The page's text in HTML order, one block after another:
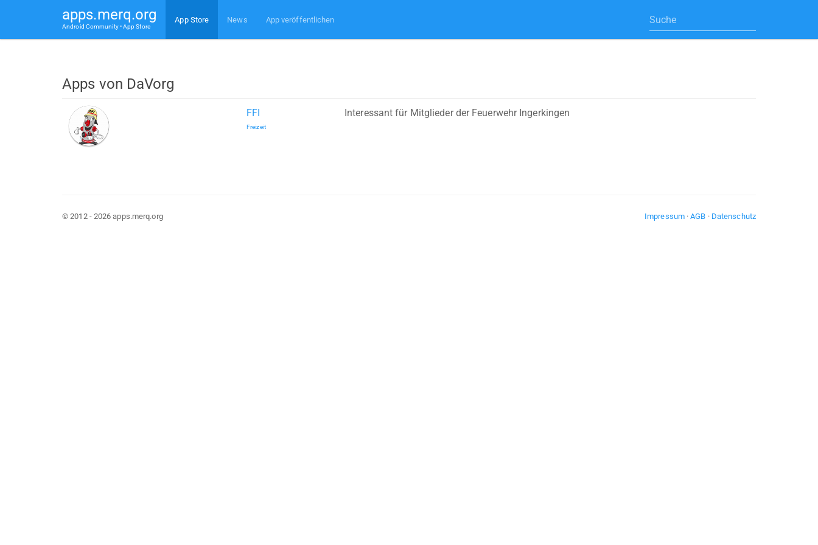
apps.merq.org
Android Community • App Store
App Store News App veröffentlichen
Apps von DaVorg
FFI
Freizeit
Interessant für Mitglieder der Feuerwehr Ingerkingen
Impressum·AGB · Datenschutz
© 2012 - 2026 apps.merq.org